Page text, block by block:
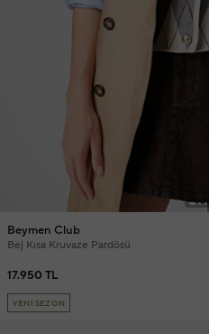
Beymen Club
Bej Kısa Kruvaze Pardösü
17.950 TL
YENİ SEZON